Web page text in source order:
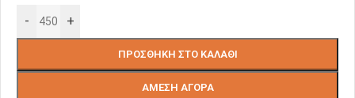
- +
ΠΡΟΣΘΉΚΗ ΣΤΟ ΚΑΛΆΘΙ
ΆΜΕΣΗ ΑΓΟΡΆ